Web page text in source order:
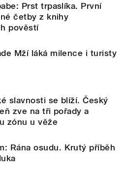
Prst trpaslíka. První
četby z knihy
pověstí
Mží láká milence i turisty
slavnosti se blíží. Český
zve na tři pořady a
zónu u věže
Rána osudu. Krutý příběh